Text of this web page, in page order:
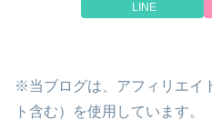
LINE
※当ブログは、アフィリエイ
ト含む）を使用しています。